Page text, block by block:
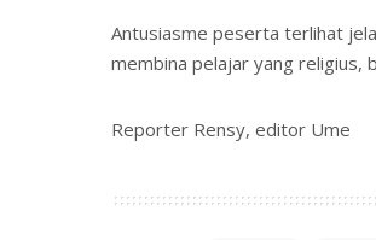
Antusiasme peserta terlihat
membina pelajar yang religius,
Reporter Rensy, editor Ume